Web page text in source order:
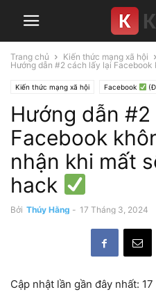
Trang chủ Kiến thức mạng xã hội
Hướng dẫn #2 cách lấy lại Facebook
Kiến thức mạng xã hội Facebook
Hướng dẫn
Facebook
nhận khi mất
hack
Bởi Thúy Hằng - 17 Tháng 3, 2024
Cập nhật lần gần đây nhất: